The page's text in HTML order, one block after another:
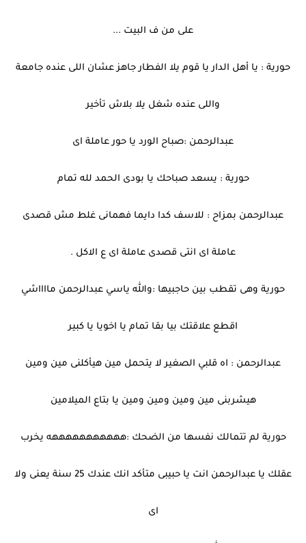
على من ف البيت ...
حورية : يا أهل الدار يا قوم يلا الفطار جاهز عشان اللى عنده جامعة
واللى عنده شغل يلا بلاش تأخير
عبدالرحمن :صباح الورد يا حور عاملة اى
حورية : يسعد صباحك يا بودى الحمد لله تمام
عبدالرحمن بمزاح : للاسف كدا دايما فهمانى غلط مش قصدى
عاملة اى انتى قصدى عاملة اى ع الاكل .
حورية وهى تقطب بين حاجبيها :والله ياسي عبدالرحمن مااااشي
اقطع علاقتك بيا بقا تمام يا اخويا يا كبير
عبدالرحمن : اه قلبي الصغير لا يتحمل مين هيأكلنى مين ومين
هيشربنى مين ومين ومين ومين يا بتاع الميلامين
حورية لم تتمالك نفسها من الضحك :هههههههههههه يخرب
عقلك يا عبدالرحمن انت يا حبيبى متأكد انك عندك 25 سنة يعنى ولا
اى